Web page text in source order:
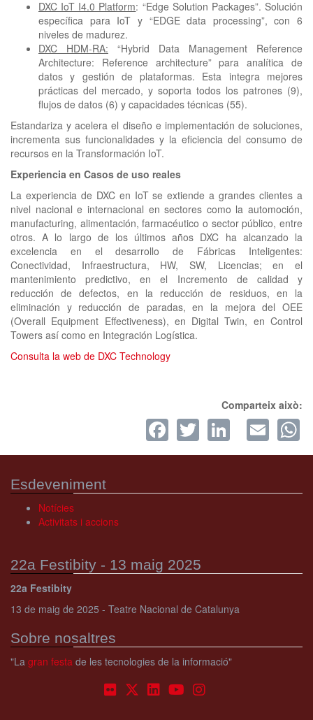
DXC IoT I4.0 Platform: “Edge Solution Packages”. Solución
específica para IoT y “EDGE data processing”, con 6
niveles de madurez.
DXC HDM-RA: “Hybrid Data Management Reference
Architecture: Reference architecture” para analítica de
datos y gestión de plataformas. Esta integra mejores
prácticas del mercado, y soporta todos los patrones (9),
flujos de datos (6) y capacidades técnicas (55).
Estandariza y acelera el diseño e implementación de soluciones,
incrementa sus funcionalidades y la eficiencia del consumo de
recursos en la Transformación IoT.
Experiencia en Casos de uso reales
La experiencia de DXC en IoT se extiende a grandes clientes a
nivel nacional e internacional en sectores como la automoción,
manufacturing, alimentación, farmacéutico o sector público, entre
otros. A lo largo de los últimos años DXC ha alcanzado la
excelencia en el desarrollo de Fábricas Inteligentes:
Conectividad, Infraestructura, HW, SW, Licencias; en el
mantenimiento predictivo, en el Incremento de calidad y
reducción de defectos, en la reducción de residuos, en la
eliminación y reducción de paradas, en la mejora del OEE
(Overall Equipment Effectiveness), en Digital Twin, en Control
Towers así como en Integración Logística.
Consulta la web de DXC Technology
Comparteix això:
Facebook
Twitter
Esdeveniment
Notícies
Activitats i accions
22a Festibity - 13 maig 2025
22a Festibity
13 de maig de 2025 - Teatre Nacional de Catalunya
Sobre nosaltres
"La gran festa de les tecnologies de la informació"